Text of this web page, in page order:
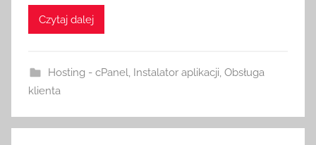
Czytaj dalej
Hosting - cPanel, Instalator aplikacji, Obsługa
klienta